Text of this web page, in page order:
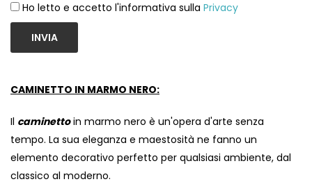
Ho letto e accetto l'informativa sulla Privacy
INVIA
CAMINETTO IN MARMO NERO:
Il caminettoin marmo nero è un'opera d'arte senza
tempo. La sua eleganza e maestosità ne fanno un
elemento decorativo perfetto per qualsiasi ambiente, dal
classico al moderno.